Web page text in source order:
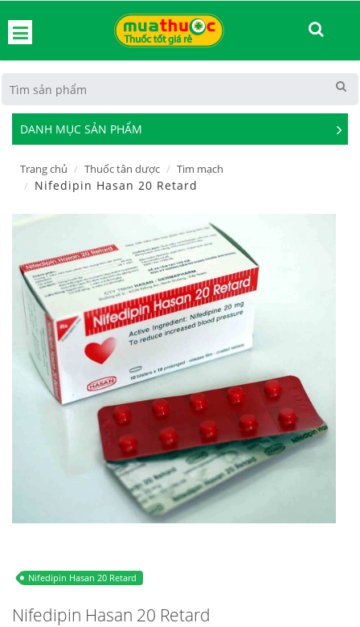
DANH MỤC SẢN PHẨM
See
Trang chủ Thuốc tân dược Tim mạch
Nifedipin Hasan 20 Retard
Nifedipin Hasan 20 Retard
Nifedipin Hasan 20 Retard